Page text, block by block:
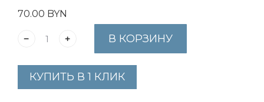
70.00 BYN
В КОРЗИНУ
КУПИТЬ В 1 КЛИК